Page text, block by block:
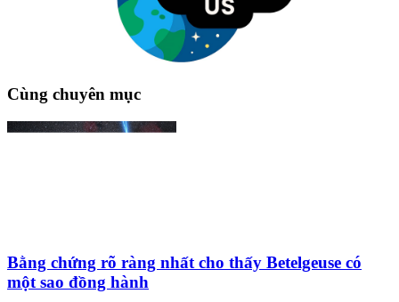
Cùng chuyên mục
Bằng chứng rõ ràng nhất cho thấy Betelgeuse có
một sao đồng hành